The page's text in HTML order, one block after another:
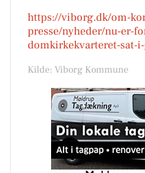
https://viborg.dk/om-
presse/nyheder/nu-er-
domkirkekvarteret-sat-
Kilde: Viborg Kommune